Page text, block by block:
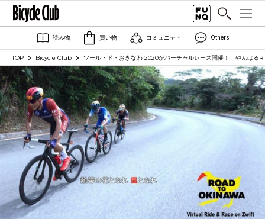
読み物 買い物 コミュニティ Others
TOP Bicycle Club ツール・ド・おきなわ 2020がバーチャルレース開催！ やんばる